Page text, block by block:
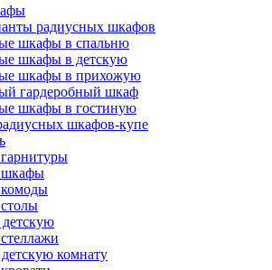
радиусных шкафов
шкафы в спальню
шкафы в детскую
шкафы в прихожую
гардеробный шкаф
шкафы в гостиную
шкафов-купе
шкафы
комоды
комнату